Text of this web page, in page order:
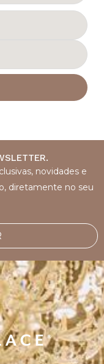
novidades e
diretamente no seu